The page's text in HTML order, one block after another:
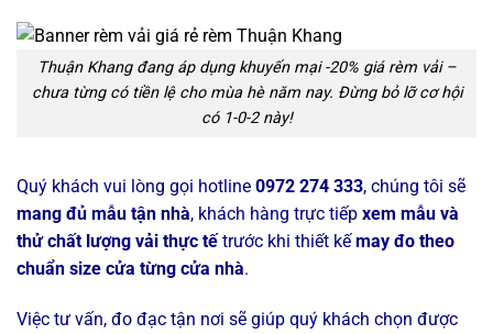
Thuận Khang đang áp dụng khuyến mại -20% giá rèm vải –
chưa từng có tiền lệ cho mùa hè năm nay. Đừng bỏ lỡ cơ hội
có 1-0-2 này!
Quý khách vui lòng gọi hotline 0972 274 333, chúng tôi sẽ
mang đủ mẫu tận nhà, khách hàng trực tiếp xem mẫu và
thử chất lượng vải thực tếtrước khi thiết kếmay đo theo
chuẩn size cửa từng cửa nhà.
Việc tư vấn, đo đạc tận nơi sẽ giúp quý khách chọn được